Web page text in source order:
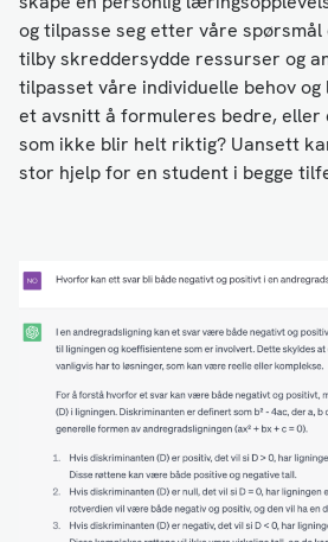
og tilpasse seg etter våre spørsmål
tilby skreddersydde ressurser og
tilpasset våre individuelle behov
et avsnitt å formuleres bedre, eller
som ikke blir helt riktig? Uansett
stor hjelp for en student i begge